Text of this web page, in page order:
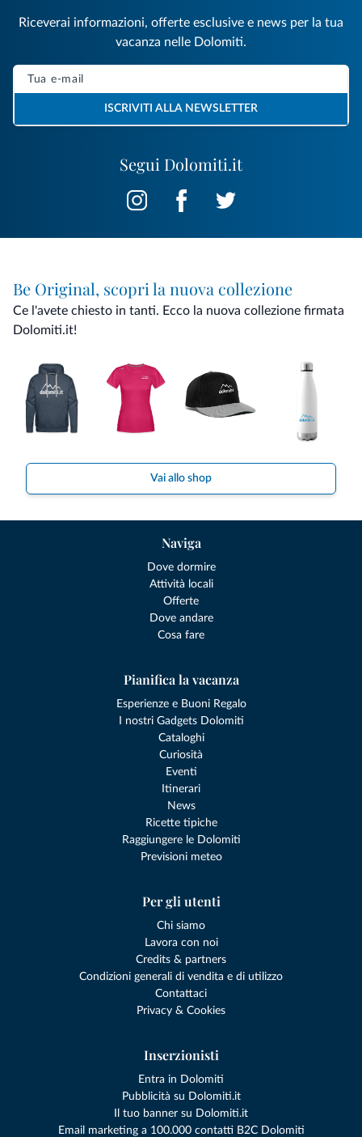
Segui Dolomiti.it
Riceverai informazioni, offerte esclusive e news per la tua
vacanza nelle Dolomiti.
ISCRIVITI ALLA NEWSLETTER
Be Original, scopri la nuova collezione
Ce l'avete chiesto in tanti. Ecco la nuova collezione firmata
Dolomiti.it!
Vai allo shop
Naviga
Dove dormire
Attività locali
Offerte
Dove andare
Cosa fare
Pianifica la vacanza
Esperienze e Buoni Regalo
I nostri Gadgets Dolomiti
Cataloghi
Curiosità
Eventi
Itinerari
News
Ricette tipiche
Raggiungere le Dolomiti
Previsioni meteo
Per gli utenti
Chi siamo
Lavora con noi
Credits & partners
Condizioni generali di vendita e di utilizzo
Contattaci
Privacy & Cookies
Inserzionisti
Entra in Dolomiti
Pubblicità su Dolomiti.it
Il tuo banner su Dolomiti.it
Email marketing a 100.000 contatti B2C Dolomiti